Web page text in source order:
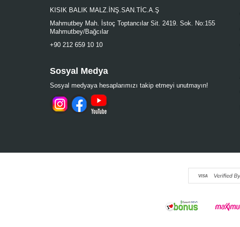
KISIK BALIK MALZ.İNŞ.SAN.TİC.A.Ş
Mahmutbey Mah. İstoç Toptancılar Sit. 2419. Sok. No:155
Mahmutbey/Bağcılar
+90 212 659 10 10
Sosyal Medya
Sosyal medyaya hesaplarımızı takip etmeyi unutmayın!